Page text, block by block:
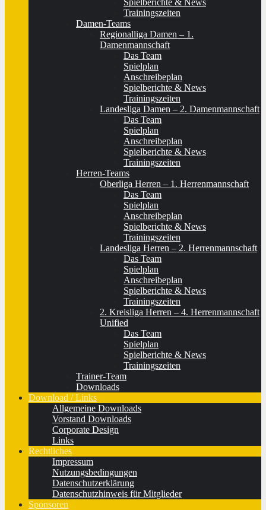
Spielberichte & News
Trainingszeiten
Damen-Teams
Regionalliga Damen – 1.
Damenmannschaft
Das Team
Spielplan
Anschreibeplan
Spielberichte & News
Trainingszeiten
Landesliga Damen – 2. Damenmannschaft
Das Team
Spielplan
Anschreibeplan
Spielberichte & News
Trainingszeiten
Herren-Teams
Oberliga Herren – 1. Herrenmannschaft
Das Team
Spielplan
Anschreibeplan
Spielberichte & News
Trainingszeiten
Landesliga Herren – 2. Herrenmannschaft
Das Team
Spielplan
Anschreibeplan
Spielberichte & News
Trainingszeiten
2. Kreisliga Herren – 4. Herrenmannschaft
Unified
Das Team
Spielplan
Spielberichte & News
Trainingszeiten
Trainer-Team
Downloads
Download / Links
Allgemeine Downloads
Vorstand Downloads
Corporate Design
Links
Rechtliches
Impressum
Nutzungsbedingungen
Datenschutzerklärung
Datenschutzhinweis für Mitglieder
Sponsoren